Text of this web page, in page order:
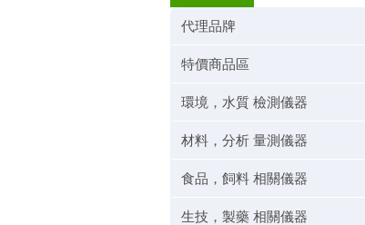
代理品牌
特價商品區
環境，水質 檢測儀器
材料，分析 量測儀器
食品，飼料 相關儀器
生技，製藥 相關儀器